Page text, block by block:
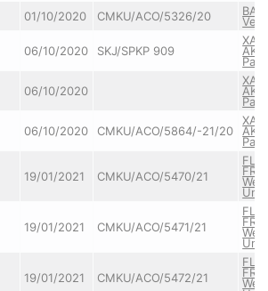
01/10/2020 CMKU/ACO/5326/20
06/10/2020 SKJ/SPKP 909
06/10/2020
06/10/2020 CMKU/ACO/5864/-21/20
19/01/2021 CMKU/ACO/5470/21
19/01/2021 CMKU/ACO/5471/21
19/01/2021 CMKU/ACO/5472/21